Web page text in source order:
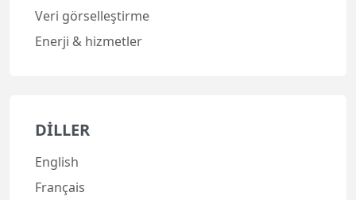
Veri görselleştirme
Enerji & hizmetler
DILLER
English
Français